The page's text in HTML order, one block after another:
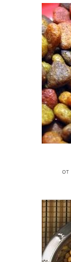
от